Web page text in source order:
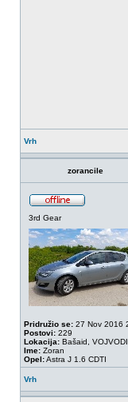
Vrh
zorancile
3rd Gear
Pridružio se: 27 Nov 2016
Postovi: 229
Lokacija: Bašaid,
Ime: Zoran
Opel:Astra J 1.6 CDTI
Vrh